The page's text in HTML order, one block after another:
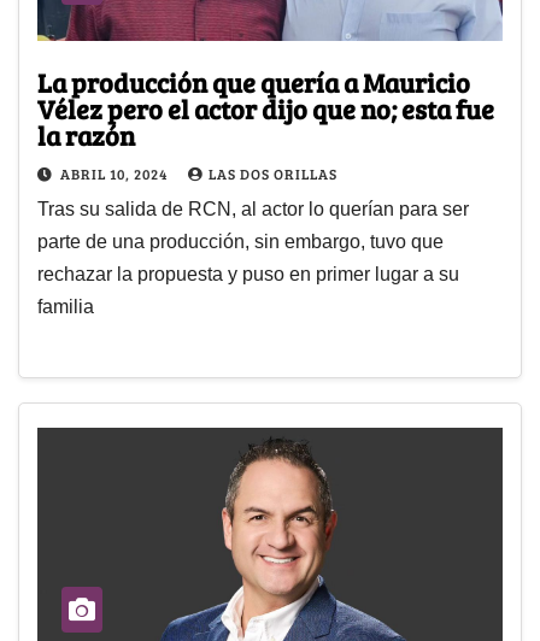
La producción que quería a Mauricio
Vélez pero el actor dijo que no; esta fue
la razón
ABRIL 10, 2024 LAS DOS ORILLAS
Tras su salida de RCN, al actor lo querían para ser
parte de una producción, sin embargo, tuvo que
rechazar la propuesta y puso en primer lugar a su
familia